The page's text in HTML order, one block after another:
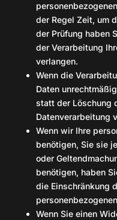
der Regel Zeit, um
der Prüfung haben
der Verarbeitung
verlangen.
Wenn die
Daten
statt der Löschung
Datenverarbeitung
Wenn wir Ihre
benötigen, Sie sie
oder
benötigen, haben
die Einschränkung
Wenn Sie einen